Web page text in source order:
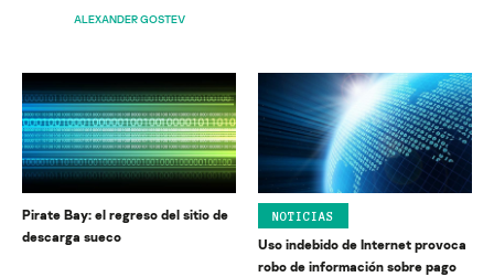
ALEXANDER GOSTEV
Pirate Bay: el regreso del sitio de
descarga sueco
NOTICIAS
Uso indebido de Internet provoca
robo de información sobre pago